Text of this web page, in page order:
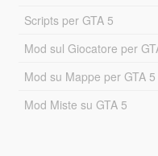
Scripts per GTA 5
Mod sul Giocatore per
Mod su Mappe per GTA 5
Mod Miste su GTA 5